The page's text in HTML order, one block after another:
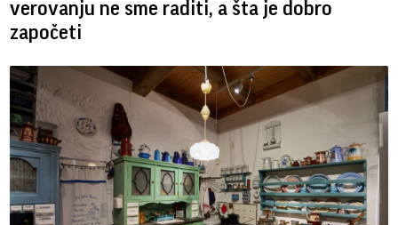
verovanju ne sme raditi, a šta je dobro
započeti